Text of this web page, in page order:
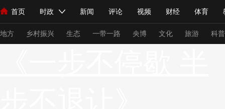
首页 时政 新闻 评论 视频 财经 体育
人民领袖习近平 联播+ 中国领导人 央视快评 习式妙语
直播 栏目大全 节目单 听音 微视频 主持人
海外频道 iPanda English Монгол
地方 乡村振兴 生态 一带一路 央博 文化 旅游 科普